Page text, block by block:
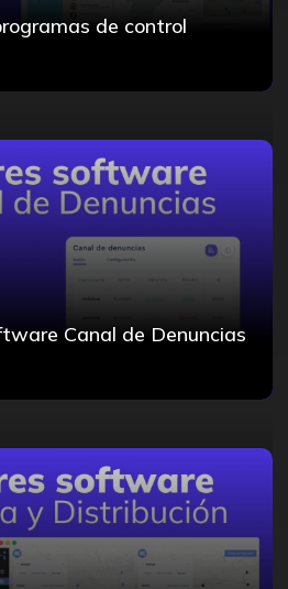
de control
Canal de Denuncias